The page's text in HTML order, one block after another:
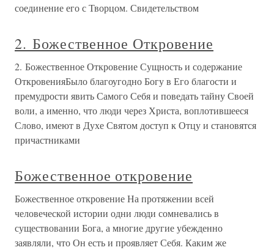
соединение его с Творцом. Свидетельством
2. Божественное Откровение
2. Божественное Откровение Сущность и содержание
ОткровенияБыло благоугодно Богу в Его благости и
премудрости явить Самого Себя и поведать тайну Своей
воли, а именно, что люди через Христа, воплотившееся
Слово, имеют в Духе Святом доступ к Отцу и становятся
причастниками
Божественное откровение
Божественное откровение На протяжении всей
человеческой истории одни люди сомневались в
существовании Бога, а многие другие убежденно
заявляли, что Он есть и проявляет Себя. Каким же